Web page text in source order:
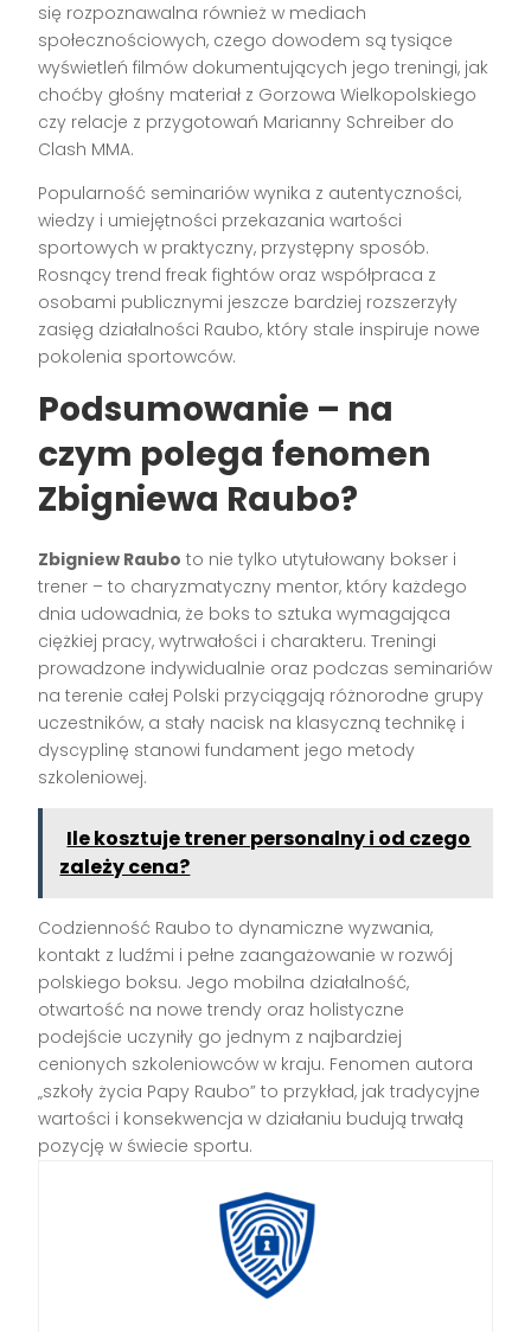
się rozpoznawalna również w mediach
społecznościowych, czego dowodem są tysiące
wyświetleń filmów dokumentujących jego treningi, jak
choćby głośny materiał z Gorzowa Wielkopolskiego
czy relacje z przygotowań Marianny Schreiber do
Clash MMA.
Popularność seminariów wynika z autentyczności,
wiedzy i umiejętności przekazania wartości
sportowych w praktyczny, przystępny sposób.
Rosnący trend freak fightów oraz współpraca z
osobami publicznymi jeszcze bardziej rozszerzyły
zasięg działalności Raubo, który stale inspiruje nowe
pokolenia sportowców.
Podsumowanie – na
czym polega fenomen
Zbigniewa Raubo?
Zbigniew Raubo to nie tylko utytułowany bokser i
trener – to charyzmatyczny mentor, który każdego
dnia udowadnia, że boks to sztuka wymagająca
ciężkiej pracy, wytrwałości i charakteru. Treningi
prowadzone indywidualnie oraz podczas seminariów
na terenie całej Polski przyciągają różnorodne grupy
uczestników, a stały nacisk na klasyczną technikę i
dyscyplinę stanowi fundament jego metody
szkoleniowej.
Ile kosztuje trener personalny i od czego
zależy cena?
Codzienność Raubo to dynamiczne wyzwania,
kontakt z ludźmi i pełne zaangażowanie w rozwój
polskiego boksu. Jego mobilna działalność,
otwartość na nowe trendy oraz holistyczne
podejście uczyniły go jednym z najbardziej
cenionych szkoleniowców w kraju. Fenomen autora
„szkoły życia Papy Raubo” to przykład, jak tradycyjne
wartości i konsekwencja w działaniu budują trwałą
pozycję w świecie sportu.